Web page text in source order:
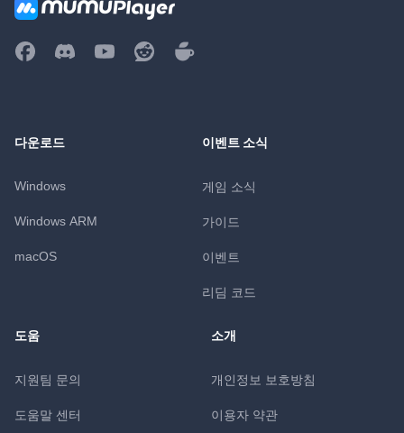
다운로드
Windows
Windows ARM
macOS
이벤트 소식
게임 소식
가이드
이벤트
리딤 코드
도움
지원팀 문의
도움말 센터
소개
개인정보 보호방침
이용자 약관